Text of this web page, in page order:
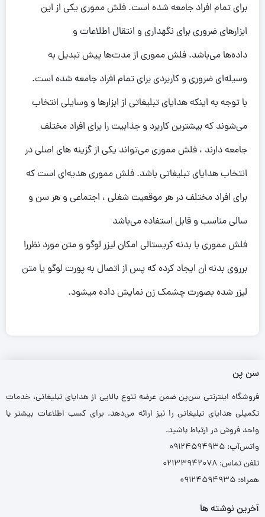
برای تمام افراد جامعه شده است. فلش مموری یکی از این
ابزارهای ضروری برای نگهداری و انتقال اطلاعات و
داده‌ها می‌باشد. فلش مموری از مدت‌ها پیش تبدیل به
وسیله‌ای ضروری و کاربردی برای تمام افراد جامعه شده است.
با توجه به اینکه هدایای تبلیغاتی از ابزارها و وسایلی انتخاب
می‌شوند که بیشترین کاربرد و جذابیت را برای افراد مختلف
جامعه دارند ، فلش مموری می‌تواند یکی از گزینه های اصلی در
انتخاب هدایای تبلیغاتی باشد. فلش مموری هدیه‌ای است که
برای افراد مختلف در هر موقعیت شغلی ، اجتماعی و هر سن و
سالی مناسب و قابل استفاده می‌باشد
فلش مموری با بدنه کریستالی امکان لیزر لوگو و متن مورد نظررا
برروی بدنه ان ایجاد کرده که پس از اتصال به پورت لوگو یا متن
لیزر شده بصورت چشمک زن نمایش داده میشود.
سن پن
فروشگاه اینترنتی سن‌پن ضمن عرضه تنوع بالایی از هدایای تبلیغاتی، خدمات
تکمیلی هدایای تبلیغاتی را نیز ارائه می‌دهد. برای کسب اطلاعات بیشتر با
واحد فروش در ارتباط باشید.
واتس‌آپ: ۰۹۱۲۴۵۹۴۹۳۵
تلفن تماس: ۰۲۱۳۳۹۴۲۰۷۸
همراه: ۰۹۱۲۴۵۹۴۹۳۵
آخرین نوشته ها